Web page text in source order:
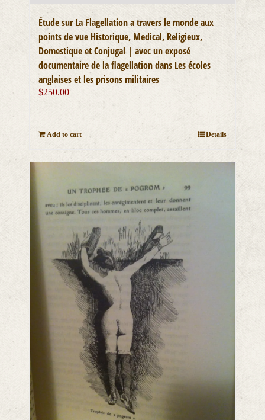
Étude sur La Flagellation a travers le monde aux
points de vue Historique, Medical, Religieux,
Domestique et Conjugal | avec un exposé
documentaire de la flagellation dans Les écoles
anglaises et les prisons militaires
$250.00
Add to cart Details